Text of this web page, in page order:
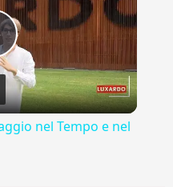
nel Tempo e nel